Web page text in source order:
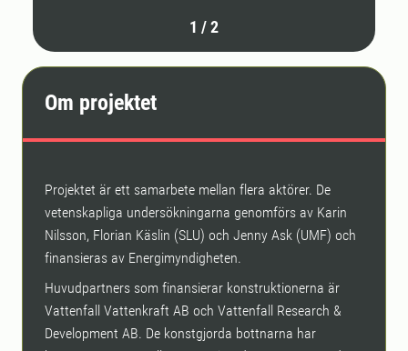
1 /2
Om projektet
Projektet är ett samarbete mellan flera aktörer. De
vetenskapliga undersökningarna genomförs av Karin
Nilsson, Florian Käslin (SLU) och Jenny Ask (UMF) och
finansieras av Energimyndigheten.
Huvudpartners som finansierar konstruktionerna är
Vattenfall Vattenkraft AB och Vattenfall Research &
Development AB. De konstgjorda bottnarna har